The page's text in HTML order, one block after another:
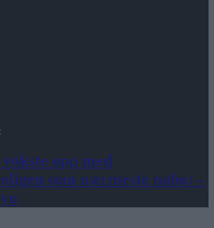
opp med
som nærmeste nabo: –